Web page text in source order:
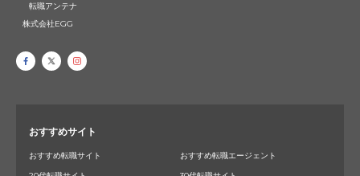
転職アンテナ
株式会社EGG
おすすめサイト
おすすめ転職サイト
おすすめ転職エージェント